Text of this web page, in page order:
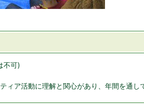
不可)
ィア活動に理解と関心があり、年間を通し